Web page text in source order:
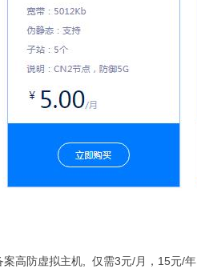
高防虚拟主机, 仅需3元/月，15元/年